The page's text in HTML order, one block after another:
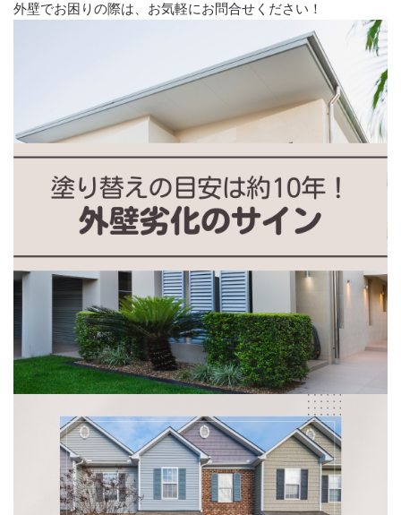
外壁でお困りの際は、お気軽にお問合せください！